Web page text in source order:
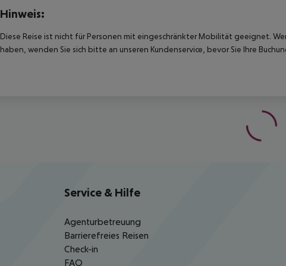
Hinweis:
Diese Reise ist nicht für Personen mit eingeschränkter Mobilität geeignet.
haben, wenden Sie sich bitte an unseren Kundenservice, bevor Sie Ihre
Service & Hilfe
Agenturbetreuung
Barrierefreies Reisen
Check-in
FAQ